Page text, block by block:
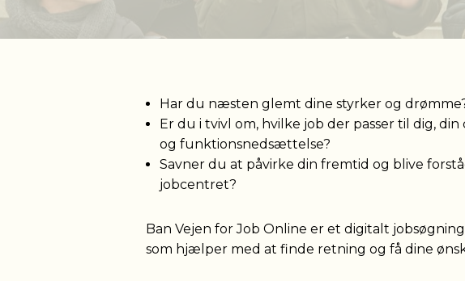
Har du næsten glemt dine styrker og
Er du i tvivl om, hvilke job der passer til dig, din
og funktionsnedsættelse?
Savner du at påvirke din fremtid og blive
jobcentret?
Ban Vejen for Job Online er et digitalt
som hjælper med at finde retning og få dine